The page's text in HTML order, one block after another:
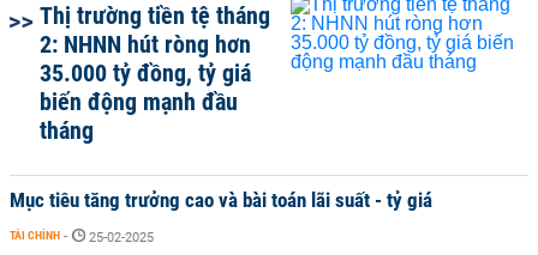
Thị trường tiền tệ tháng
2: NHNN hút ròng hơn
35.000 tỷ đồng, tỷ giá
biến động mạnh đầu
tháng
Mục tiêu tăng trưởng cao và bài toán lãi suất - tỷ giá
TÀI CHÍNH - 25-02-2025